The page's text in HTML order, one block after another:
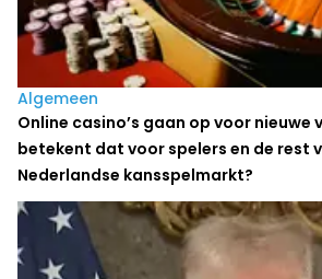
Algemeen
Online casino’s gaan op voor nieuwe
betekent dat voor spelers en de rest
Nederlandse kansspelmarkt?